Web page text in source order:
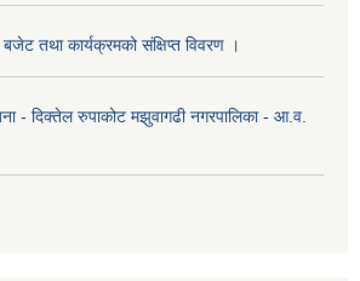
तथा कार्यक्रमको संक्षिप्त विवरण ।
- दिक्तेल रुपाकोट मझुवागढी नगरपालिका - आ.व.